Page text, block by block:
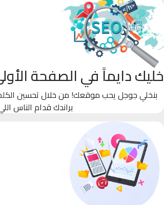
خليك دايماً في الصفحة
براندك قدام الناس